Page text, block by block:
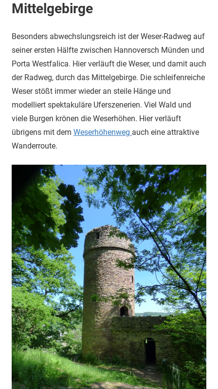
Mittelgebirge
Besonders abwechslungsreich ist der Weser-Radweg auf
seiner ersten Hälfte zwischen Hannoversch Münden und
Porta Westfalica. Hier verläuft die Weser, und damit auch
der Radweg, durch das Mittelgebirge. Die schleifenreiche
Weser stößt immer wieder an steile Hänge und
modelliert spektakuläre Uferszenerien. Viel Wald und
viele Burgen krönen die Weserhöhen. Hier verläuft
übrigens mit dem Weserhöhenweg auch eine attraktive
Wanderroute.